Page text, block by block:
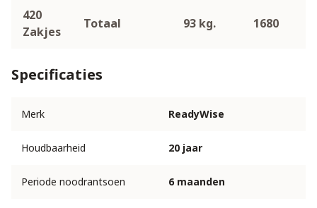
420
Zakjes
Totaal 93 kg. 1680
Specificaties
Merk ReadyWise
Houdbaarheid 20 jaar
Periode noodrantsoen 6 maanden